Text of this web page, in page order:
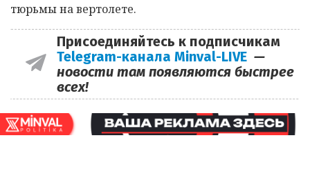
тюрьмы на вертолете.
Присоединяйтесь к подписчикам
Telegram-канала Minval-LIVE —
новости там появляются быстрее
всех!